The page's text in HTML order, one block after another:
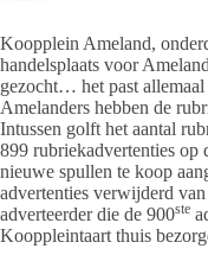
Koopplein Ameland,
handelsplaats voor
gezocht… het past
Amelanders hebben de
Intussen golft het aantal
899 rubriekadvertenties op
nieuwe spullen te koop
advertenties verwijderd
adverteerder die de 900ste
Kooppleintaart thuis